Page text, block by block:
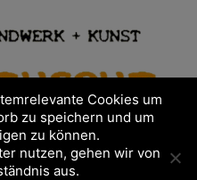
Cookies um
zu speichern und um
zu können.
nutzen, gehen wir von
aus.